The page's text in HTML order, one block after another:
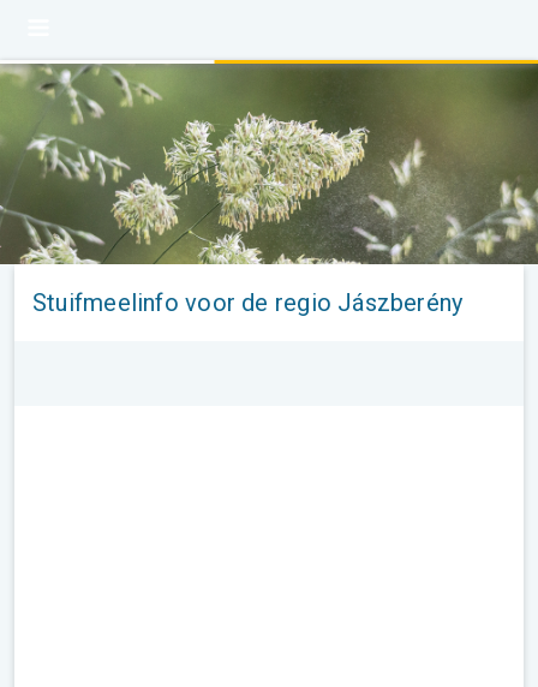
Stuifmeelinfo voor de regio Jászberény